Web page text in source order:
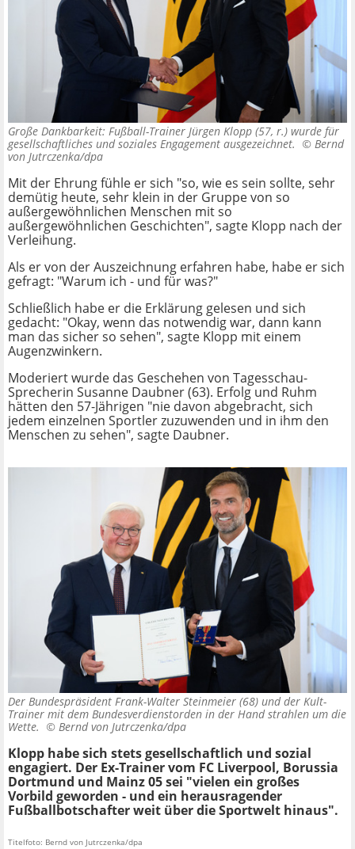
Große Dankbarkeit: Fußball-Trainer Jürgen Klopp (57, r.) wurde für
gesellschaftliches und soziales Engagement ausgezeichnet. © Bernd
von Jutrczenka/dpa
Mit der Ehrung fühle er sich "so, wie es sein sollte, sehr
demütig heute, sehr klein in der Gruppe von so
außergewöhnlichen Menschen mit so
außergewöhnlichen Geschichten", sagte Klopp nach der
Verleihung.
Als er von der Auszeichnung erfahren habe, habe er sich
gefragt: "Warum ich - und für was?"
Schließlich habe er die Erklärung gelesen und sich
gedacht: "Okay, wenn das notwendig war, dann kann
man das sicher so sehen", sagte Klopp mit einem
Augenzwinkern.
Moderiert wurde das Geschehen von Tagesschau-
Sprecherin Susanne Daubner (63). Erfolg und Ruhm
hätten den 57-Jährigen "nie davon abgebracht, sich
jedem einzelnen Sportler zuzuwenden und in ihm den
Menschen zu sehen", sagte Daubner.
Der Bundespräsident Frank-Walter Steinmeier (68) und der Kult-
Trainer mit dem Bundesverdienstorden in der Hand strahlen um die
Wette. © Bernd von Jutrczenka/dpa
Klopp habe sich stets gesellschaftlich und sozial
engagiert. Der Ex-Trainer vom FC Liverpool, Borussia
Dortmund und Mainz 05 sei "vielen ein großes
Vorbild geworden - und ein herausragender
Fußballbotschafter weit über die Sportwelt hinaus".
Titelfoto: Bernd von Jutrczenka/dpa